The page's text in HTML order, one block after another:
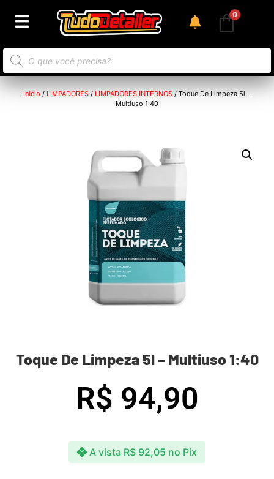
0
Início / LIMPADORES / LIMPADORES INTERNOS / Toque De Limpeza 5l –
Multiuso 1:40
Toque De Limpeza 5l – Multiuso 1:40
R$ 94,90
A vista R$ 92,05 no Pix